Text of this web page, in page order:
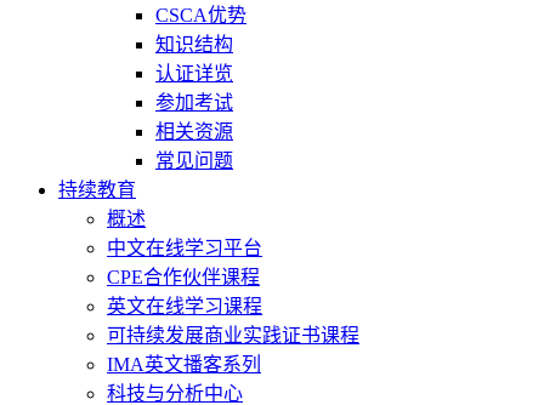
CSCA优势
知识结构
认证详览
参加考试
相关资源
常见问题
持续教育
概述
中文在线学习平台
CPE合作伙伴课程
英文在线学习课程
可持续发展商业实践证书课程
IMA英文播客系列
科技与分析中心